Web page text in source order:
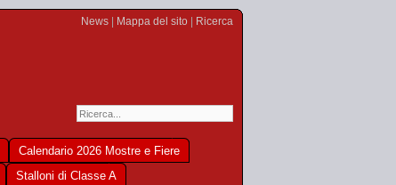
News Mappa del sito Ricerca
Calendario 2026 Mostre e Fiere
Stalloni di Classe A